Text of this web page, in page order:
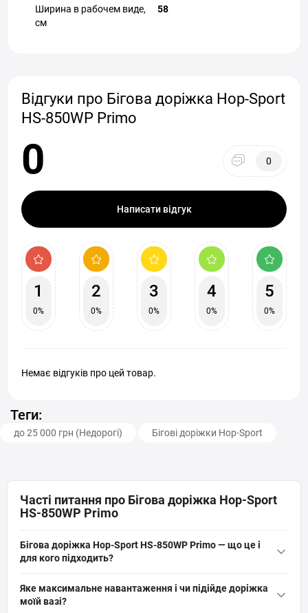
Ширина в рабочем виде,
см
58
Відгуки про Бігова доріжка Hop-Sport
HS-850WP Primo
0 0
Написати відгук
1
0%
2
0%
3
0%
4
0%
5
0%
Немає відгуків про цей товар.
Теги:
до 25 000 грн (Недорогі) Бігові доріжки Hop-Sport
Часті питання про Бігова доріжка Hop-Sport
HS-850WP Primo
Бігова доріжка Hop-Sport HS-850WP Primo — що це і
для кого підходить?
електрична доріжка для дому з двигуном 2,5 к.с., шириною
Яке максимальне навантаження і чи підійде доріжка
моїй вазі?